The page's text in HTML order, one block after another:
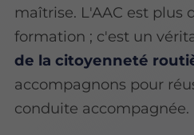
maîtrise. L'AAC est plus
formation ; c'est un
de la citoyenneté
accompagnons pour
conduite accompagnée.